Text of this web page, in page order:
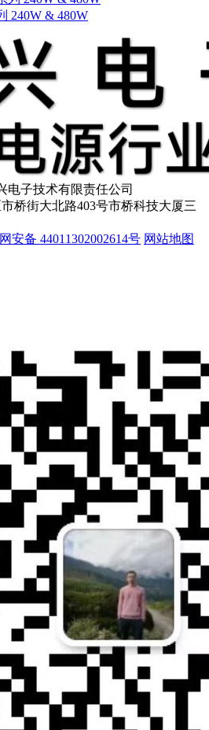
240W & 480W
电子技术有限责任公司
桥街大北路403号市桥科技大厦三
安备 44011302002614号 网站地图